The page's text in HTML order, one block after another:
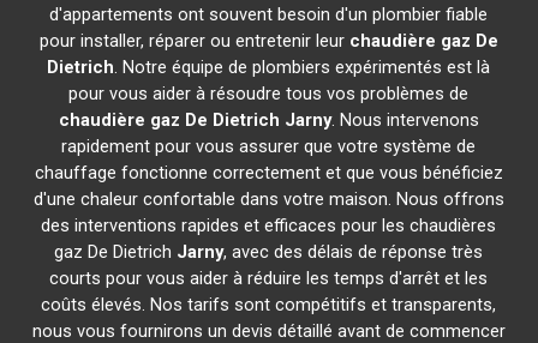
d'appartements ont souvent besoin d'un plombier fiable
pour installer, réparer ou entretenir leur chaudière gaz De
Dietrich. Notre équipe de plombiers expérimentés est là
pour vous aider à résoudre tous vos problèmes de
chaudière gaz De Dietrich Jarny. Nous intervenons
rapidement pour vous assurer que votre système de
chauffage fonctionne correctement et que vous bénéficiez
d'une chaleur confortable dans votre maison. Nous offrons
des interventions rapides et efficaces pour les chaudières
gaz De Dietrich Jarny, avec des délais de réponse très
courts pour vous aider à réduire les temps d'arrêt et les
coûts élevés. Nos tarifs sont compétitifs et transparents,
nous vous fournirons un devis détaillé avant de commencer